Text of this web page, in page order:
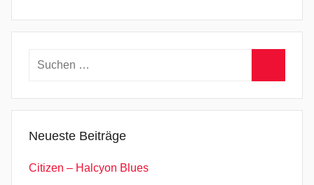
Suchen
Neueste Beiträge
Citizen – Halcyon Blues